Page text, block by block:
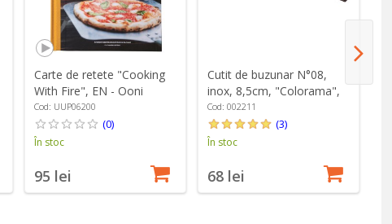
Carte de retete "Cooking
With Fire", EN - Ooni
Cod: UUP06200
(0)
În stoc
95 lei
Cutit de buzunar N°08,
inox, 8,5cm, "Colorama",
Dark Brown - Opinel
Cod: 002211
(3)
În stoc
68 lei